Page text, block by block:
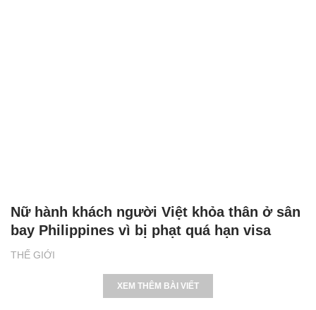
THẾ GIỚI
Nữ hành khách người Việt khỏa thân ở sân
bay Philippines vì bị phạt quá hạn visa
XEM THÊM BÀI VIẾT